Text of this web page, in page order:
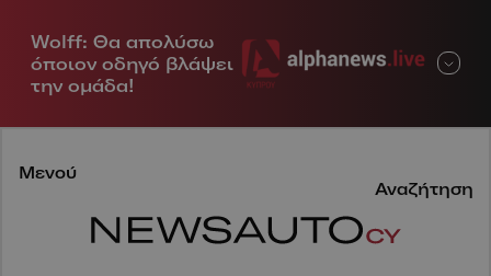
Wolff: Θα απολύσω
όποιον οδηγό βλάψει
την ομάδα!
Μενού
Αναζήτηση
Μενού